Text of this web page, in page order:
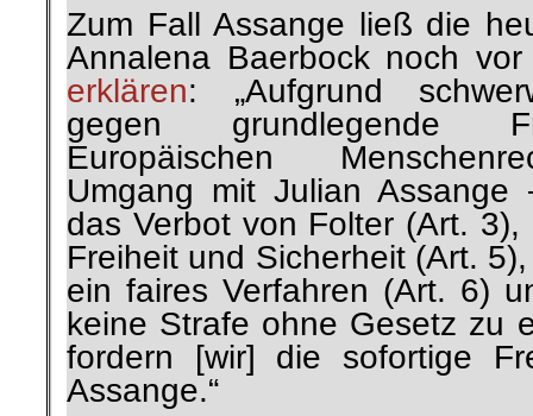
Zum Fall Assange ließ die
Annalena Baerbock noch
erklären: „Aufgrund
gegen grundlegende
Europäischen
Umgang mit Julian
das Verbot von Folter (Art.
Freiheit und Sicherheit (Art.
ein faires Verfahren (Art. 6)
keine Strafe ohne Gesetz zu
fordern [wir] die sofortige
Assange.“